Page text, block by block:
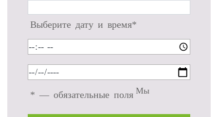
Выберите дату и время*
* — обязательные поля Мы